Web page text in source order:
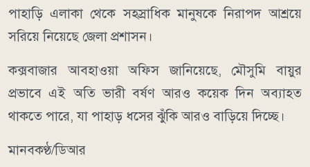
পাহাড়ি এলাকা থেকে সহস্রাধিক মানুষকে নিরাপদ আশ্রয়ে
সরিয়ে নিয়েছে জেলা প্রশাসন।
কক্সবাজার আবহাওয়া অফিস জানিয়েছে, মৌসুমি বায়ুর
প্রভাবে এই অতি ভারী বর্ষণ আরও কয়েক দিন অব্যাহত
থাকতে পারে, যা পাহাড় ধসের ঝুঁকি আরও বাড়িয়ে দিচ্ছে।
মানবকণ্ঠ/ডিআর